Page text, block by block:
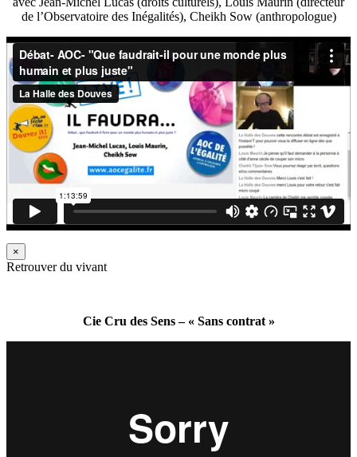
de l’Observatoire des Inégalités), Cheikh Sow (anthropologue)
×
Retrouver du vivant
Cie Cru des Sens – « Sans contrat »